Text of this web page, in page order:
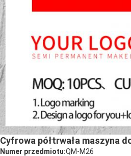
Cyfrowa półtrwała maszyna
Numer przedmiotu:QM-M26